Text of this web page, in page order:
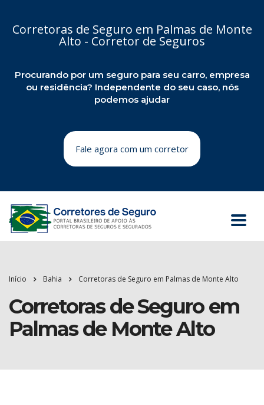
Corretoras de Seguro em Palmas de Monte
Alto - Corretor de Seguros
Procurando por um seguro para seu carro, empresa
ou residência? Independente do seu caso, nós
podemos ajudar
Fale agora com um corretor
Início Bahia Corretoras de Seguro em Palmas de Monte Alto
Corretoras de Seguro em
Palmas de Monte Alto